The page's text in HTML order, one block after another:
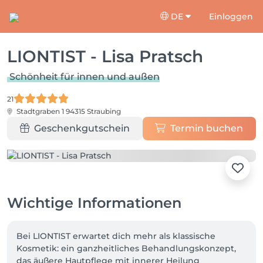
DE Einloggen
LIONTIST - Lisa Pratsch
Schönheit für innen und außen
21
Stadtgraben 1 94315 Straubing
Geschenkgutschein Termin buchen
Wichtige Informationen
Bei LIONTIST erwartet dich mehr als klassische
Kosmetik: ein ganzheitliches Behandlungskonzept,
das äußere Hautpflege mit innerer Heilung